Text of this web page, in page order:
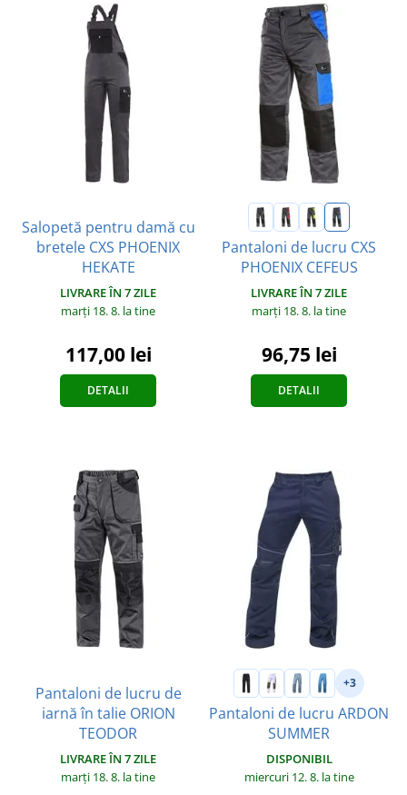
Salopetă pentru damă cu
bretele CXS PHOENIX
HEKATE
LIVRARE ÎN 7 ZILE
marți 18. 8. la tine
117,00 lei
DETALII
Pantaloni de lucru CXS
PHOENIX CEFEUS
LIVRARE ÎN 7 ZILE
marți 18. 8. la tine
96,75 lei
DETALII
Pantaloni de lucru de
iarnă în talie ORION
TEODOR
LIVRARE ÎN 7 ZILE
marți 18. 8. la tine
+3
Pantaloni de lucru ARDON
SUMMER
DISPONIBIL
miercuri 12. 8. la tine